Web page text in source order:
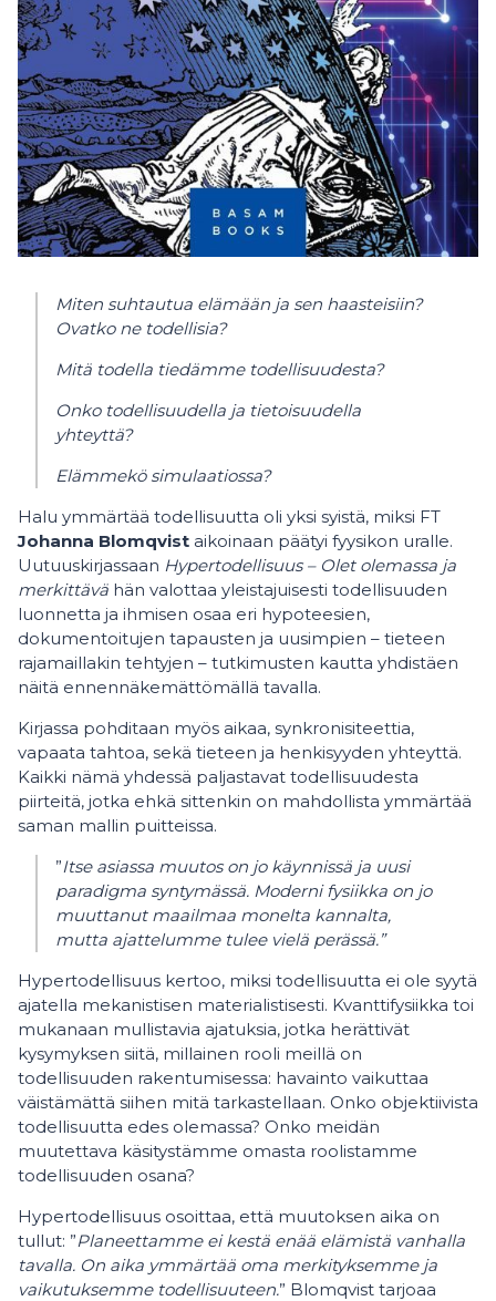
Miten suhtautua elämään ja sen haasteisiin?
Ovatko ne todellisia?
Mitä todella tiedämme todellisuudesta?
Onko todellisuudella ja tietoisuudella
yhteyttä?
Elämmekö simulaatiossa?
Halu ymmärtää todellisuutta oli yksi syistä, miksi FT
Johanna Blomqvist aikoinaan päätyi fyysikon uralle.
Uutuuskirjassaan Hypertodellisuus – Olet olemassa ja
merkittävä hän valottaa yleistajuisesti todellisuuden
luonnetta ja ihmisen osaa eri hypoteesien,
dokumentoitujen tapausten ja uusimpien – tieteen
rajamaillakin tehtyjen – tutkimusten kautta yhdistäen
näitä ennennäkemättömällä tavalla.
Kirjassa pohditaan myös aikaa, synkronisiteettia,
vapaata tahtoa, sekä tieteen ja henkisyyden yhteyttä.
Kaikki nämä yhdessä paljastavat todellisuudesta
piirteitä, jotka ehkä sittenkin on mahdollista ymmärtää
saman mallin puitteissa.
”Itse asiassa muutos on jo käynnissä ja uusi
paradigma syntymässä. Moderni fysiikka on jo
muuttanut maailmaa monelta kannalta,
mutta ajattelumme tulee vielä perässä.”
Hypertodellisuus kertoo, miksi todellisuutta ei ole syytä
ajatella mekanistisen materialistisesti. Kvanttifysiikka toi
mukanaan mullistavia ajatuksia, jotka herättivät
kysymyksen siitä, millainen rooli meillä on
todellisuuden rakentumisessa: havainto vaikuttaa
väistämättä siihen mitä tarkastellaan. Onko objektiivista
todellisuutta edes olemassa? Onko meidän
muutettava käsitystämme omasta roolistamme
todellisuuden osana?
Hypertodellisuus osoittaa, että muutoksen aika on
tullut: ”Planeettamme ei kestä enää elämistä vanhalla
tavalla. On aika ymmärtää oma merkityksemme ja
vaikutuksemme todellisuuteen.” Blomqvist tarjoaa